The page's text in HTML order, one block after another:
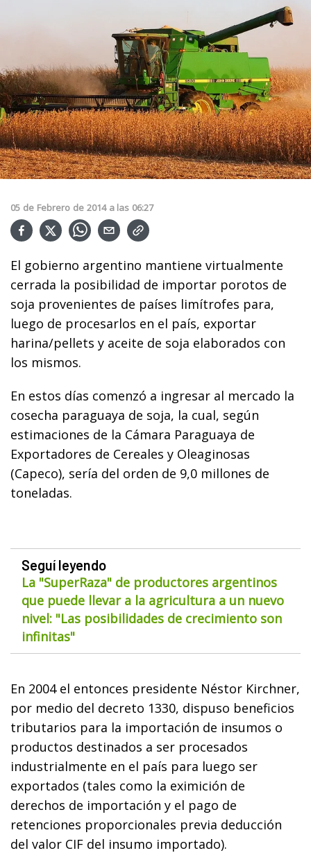
05 de Febrero de 2014 a las 06:27
El gobierno argentino mantiene virtualmente
cerrada la posibilidad de importar porotos de
soja provenientes de países limítrofes para,
luego de procesarlos en el país, exportar
harina/pellets y aceite de soja elaborados con
los mismos.
En estos días comenzó a ingresar al mercado la
cosecha paraguaya de soja, la cual, según
estimaciones de la Cámara Paraguaya de
Exportadores de Cereales y Oleaginosas
(Capeco), sería del orden de 9,0 millones de
toneladas.
Seguí leyendo
La "SuperRaza" de productores argentinos
que puede llevar a la agricultura a un nuevo
nivel: "Las posibilidades de crecimiento son
infinitas"
En 2004 el entonces presidente Néstor Kirchner,
por medio del decreto 1330, dispuso beneficios
tributarios para la importación de insumos o
productos destinados a ser procesados
industrialmente en el país para luego ser
exportados (tales como la eximición de
derechos de importación y el pago de
retenciones proporcionales previa deducción
del valor CIF del insumo importado).